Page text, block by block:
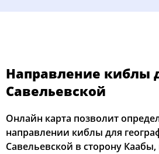
Направление киблы
Савельевской
Онлайн карта позволит
направлении киблы для
Савельевской в сторону Каабы,